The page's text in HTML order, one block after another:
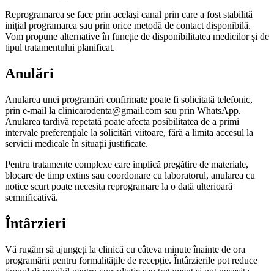
Reprogramarea se face prin același canal prin care a fost stabilită
inițial programarea sau prin orice metodă de contact disponibilă.
Vom propune alternative în funcție de disponibilitatea medicilor și de
tipul tratamentului planificat.
Anulări
Anularea unei programări confirmate poate fi solicitată telefonic,
prin e-mail la clinicarodenta@gmail.com sau prin WhatsApp.
Anularea tardivă repetată poate afecta posibilitatea de a primi
intervale preferențiale la solicitări viitoare, fără a limita accesul la
servicii medicale în situații justificate.
Pentru tratamente complexe care implică pregătire de materiale,
blocare de timp extins sau coordonare cu laboratorul, anularea cu
notice scurt poate necesita reprogramare la o dată ulterioară
semnificativă.
Întârzieri
Vă rugăm să ajungeți la clinică cu câteva minute înainte de ora
programării pentru formalitățile de recepție. Întârzierile pot reduce